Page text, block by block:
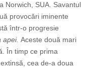
Norwich, SUA. Savantul
provocări iminente
într-o progresie
apei. Aceste două mari
În timp ce prima
cea de-a doua